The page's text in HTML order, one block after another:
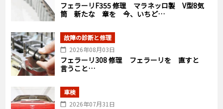
フェラーリF355 修理 マラネッロ製 V型8気
筒 新たな 章を 今、いちど…
故障の診断と修理
2026年08月03日
フェラーリ308 修理 フェラーリを 直すと
言うこと…
車検
2026年07月31日